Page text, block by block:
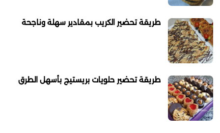
طريقة تحضير الكريب بمقادير سهلة وناجحة
طريقة تحضير حلويات بريستيج بأسهل الطرق